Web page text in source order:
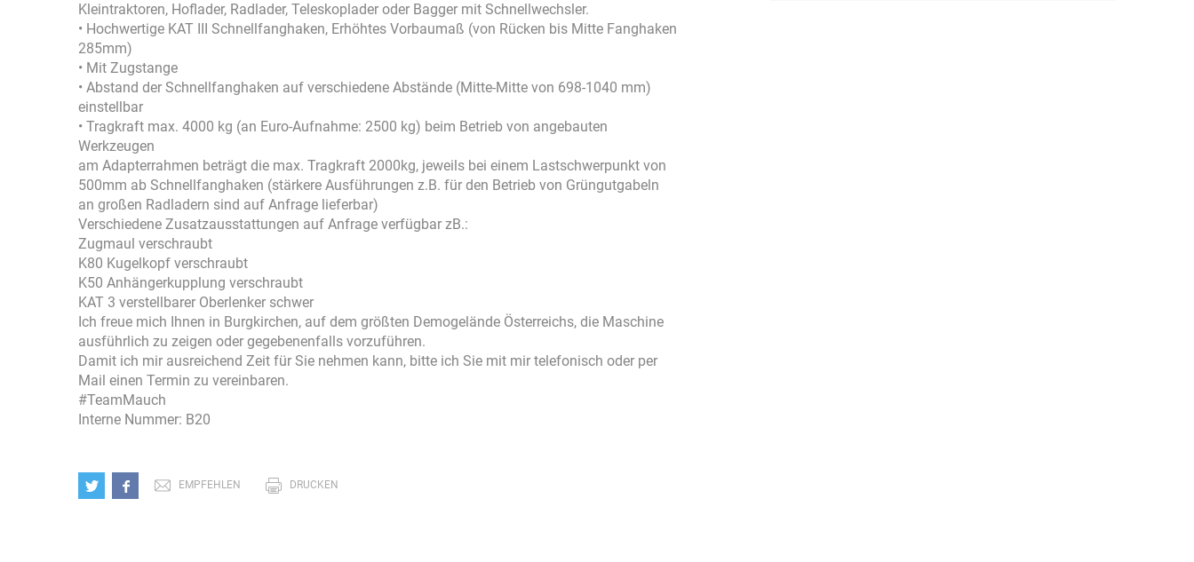
Kleintraktoren, Hoflader, Radlader, Teleskoplader oder Bagger mit Schnellwechsler.
• Hochwertige KAT III Schnellfanghaken, Erhöhtes Vorbaumaß (von Rücken bis Mitte Fanghaken
285mm)
• Mit Zugstange
• Abstand der Schnellfanghaken auf verschiedene Abstände (Mitte-Mitte von 698-1040 mm)
einstellbar
• Tragkraft max. 4000 kg (an Euro-Aufnahme: 2500 kg) beim Betrieb von angebauten
Werkzeugen
am Adapterrahmen beträgt die max. Tragkraft 2000kg, jeweils bei einem Lastschwerpunkt von
500mm ab Schnellfanghaken (stärkere Ausführungen z.B. für den Betrieb von Grüngutgabeln
an großen Radladern sind auf Anfrage lieferbar)
Verschiedene Zusatzausstattungen auf Anfrage verfügbar zB.:
Zugmaul verschraubt
K80 Kugelkopf verschraubt
K50 Anhängerkupplung verschraubt
KAT 3 verstellbarer Oberlenker schwer
Ich freue mich Ihnen in Burgkirchen, auf dem größten Demogelände Österreichs, die Maschine
ausführlich zu zeigen oder gegebenenfalls vorzuführen.
Damit ich mir ausreichend Zeit für Sie nehmen kann, bitte ich Sie mit mir telefonisch oder per
Mail einen Termin zu vereinbaren.
#TeamMauch
Interne Nummer: B20
EMPFEHLEN DRUCKEN